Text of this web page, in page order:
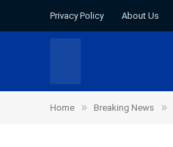
Privacy Policy About Us
Home » Breaking News »